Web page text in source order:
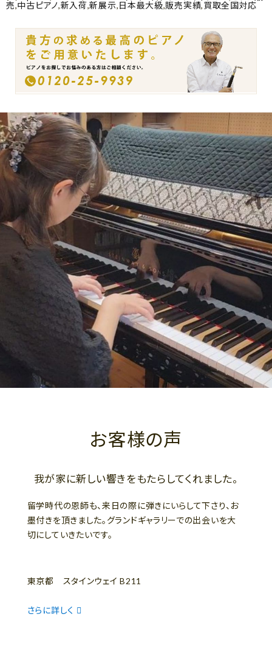
売,中古ピアノ,新入荷,新展示,日本最大級,販売実績, 買取全国対応
お客様の声
我が家に新しい響きをもたらしてくれました。
留学時代の恩師も、来日の際に弾きにいらして下さり、お
墨付きを頂きました。グランドギャラリーでの出会いを大
切にしていきたいです。
東京都 スタインウェイ B211
さらに詳しく